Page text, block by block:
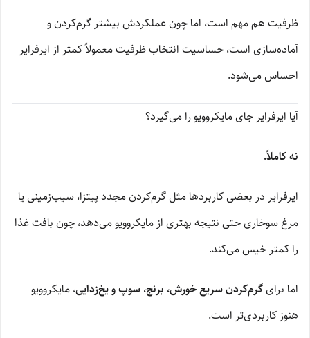
ظرفیت هم مهم است، اما چون عملکردش بیشتر گرم‌کردن و
آماده‌سازی است، حساسیت انتخاب ظرفیت معمولاً کمتر از ایرفرایر
احساس می‌شود.
آیا ایرفرایر جای مایکروویو را می‌گیرد؟
نه کاملاً.
ایرفرایر در بعضی کاربردها مثل گرم‌کردن مجدد پیتزا، سیب‌زمینی یا
مرغ سوخاری حتی نتیجه بهتری از مایکروویو می‌دهد، چون بافت غذا
را کمتر خیس می‌کند.
اما برایگرم‌کردن سریع خورش، برنج، سوپ و یخ‌زدایی، مایکروویو
هنوز کاربردی‌تر است.